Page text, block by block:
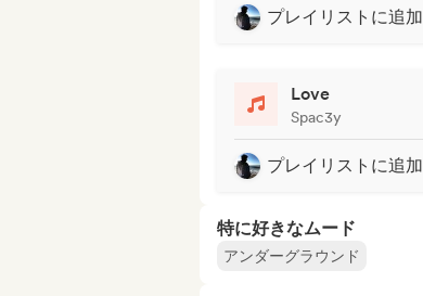
プレイリストに追加
Love
Spac3y
プレイリストに追加
特に好きなムード
アンダーグラウンド